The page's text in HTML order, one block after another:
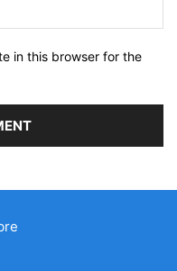
in this browser for the